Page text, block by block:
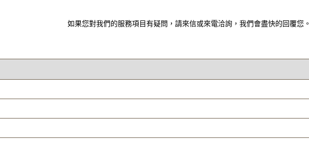
如果您對我們的服務項目有疑問，請來信或來電洽詢，我們會盡快的回覆您。